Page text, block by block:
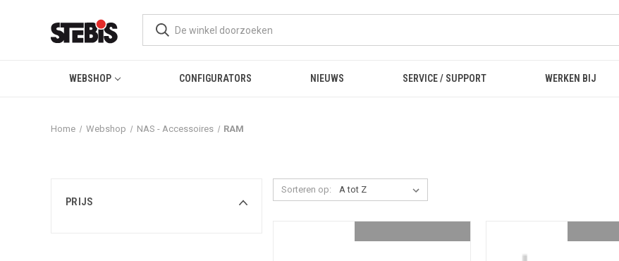
WEBSHOP CONFIGURATORS NIEUWS SERVICE / SUPPORT WERKEN BIJ
Home Webshop NAS - Accessoires RAM
PRIJS
Sorteren op: